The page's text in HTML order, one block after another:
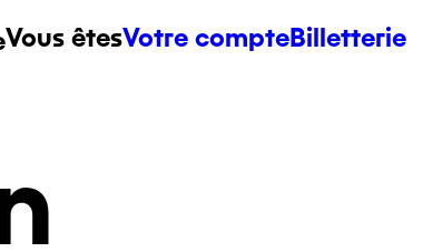
Vous êtesVotre compteBilletterie